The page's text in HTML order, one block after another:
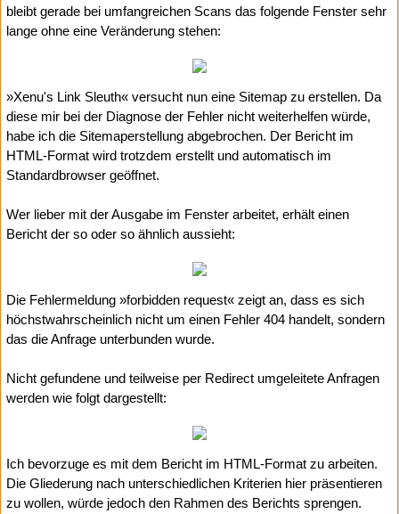
bleibt gerade bei umfangreichen Scans das folgende Fenster sehr
lange ohne eine Veränderung stehen:
»Xenu's Link Sleuth« versucht nun eine Sitemap zu erstellen. Da
diese mir bei der Diagnose der Fehler nicht weiterhelfen würde,
habe ich die Sitemaperstellung abgebrochen. Der Bericht im
HTML-Format wird trotzdem erstellt und automatisch im
Standardbrowser geöffnet.
Wer lieber mit der Ausgabe im Fenster arbeitet, erhält einen
Bericht der so oder so ähnlich aussieht:
Die Fehlermeldung »forbidden request« zeigt an, dass es sich
höchstwahrscheinlich nicht um einen Fehler 404 handelt, sondern
das die Anfrage unterbunden wurde.
Nicht gefundene und teilweise per Redirect umgeleitete Anfragen
werden wie folgt dargestellt:
Ich bevorzuge es mit dem Bericht im HTML-Format zu arbeiten.
Die Gliederung nach unterschiedlichen Kriterien hier präsentieren
zu wollen, würde jedoch den Rahmen des Berichts sprengen.